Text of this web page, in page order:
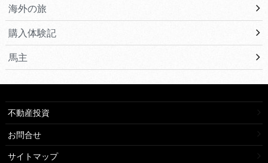
海外の旅
購入体験記
馬主
不動産投資
お問合せ
サイトマップ